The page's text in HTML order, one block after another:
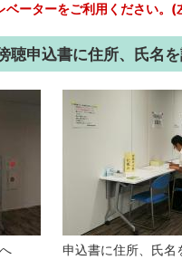
ベーターをご利用ください。
聴申込書に住所、氏名
申込書に住所、氏名